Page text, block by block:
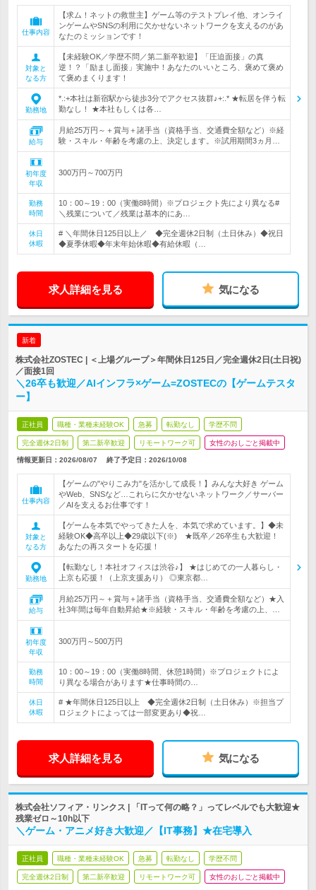
仕事内容
【求ム！ネットの救世主】ゲーム等のテストプレイ他、オンライ
ンゲームやSNSの利用に欠かせないネットワークを支えるのがあ
なたのミッションです！
対象と
なる方
【未経験OK／学歴不問／第二新卒歓迎】「圧迫面接」の真
逆！？「励まし面接」実施中！あなたのいいところ、褒めて褒め
て褒めまくります！
勤務地
*.:+本社は新宿駅から徒歩3分でアクセス抜群♪+:.* ★転居を伴う転
勤なし！ ★本社もしくは各…
給与
月給25万円～＋賞与＋諸手当（資格手当、交通費全額など）※経
験・スキル・年齢を考慮の上、決定します。※試用期間3ヵ月…
初年度
年収
300万円～700万円
勤務
時間
10：00～19：00（実働8時間）※プロジェクト先により異なる#
＼残業について／残業は基本的にあ…
休日
休暇
# ＼年間休日125日以上／ ◆完全週休2日制（土日休み）◆祝日
◆夏季休暇◆年末年始休暇◆有給休暇（…
求人詳細を見る 気になる
新着
株式会社ZOSTEC | ＜上場グループ＞年間休日125日／完全週休2日(土日祝)
／面接1回
＼26卒も歓迎／AIインフラ×ゲーム=ZOSTECの【ゲームテスタ
ー】
正社員 職種・業種未経験OK 急募 転勤なし 学歴不問
完全週休2日制 第二新卒歓迎 リモートワーク可 女性のおしごと掲載中
情報更新日：2026/08/07 終了予定日： 2026/10/08
仕事内容
【ゲームの"やりこみ力"を活かして成長！】みんな大好き ゲーム
やWeb、SNSなど…これらに欠かせないネットワーク／サーバー
／AIを支えるお仕事です！
対象と
なる方
【ゲームを本気でやってきた人を、本気で求めています。】◆未
経験OK◆高卒以上◆29歳以下(※) ★既卒／26卒生も大歓迎！
あなたの再スタートを応援！
勤務地
【転勤なし！本社オフィスは渋谷♪】 ★はじめての一人暮らし・
上京も応援！（上京支援あり） ◎東京都…
給与
月給25万円～＋賞与＋諸手当（資格手当、交通費全額など）★入
社3年間は毎年自動昇給★※経験・スキル・年齢を考慮の上、…
初年度
年収
300万円～500万円
勤務
時間
10：00～19：00（実働8時間、休憩1時間）※プロジェクトによ
り異なる場合があります★仕事時間の…
休日
休暇
# ★年間休日125日以上 ◆完全週休2日制（土日休み）※担当プ
ロジェクトによっては一部変更あり◆祝…
求人詳細を見る 気になる
株式会社ソフィア・リンクス | 「ITって何の略？」ってレベルでも大歓迎★
残業ゼロ～10h以下
＼ゲーム・アニメ好き大歓迎／【IT事務】★在宅導入
正社員 職種・業種未経験OK 急募 転勤なし 学歴不問
完全週休2日制 第二新卒歓迎 リモートワーク可 女性のおしごと掲載中